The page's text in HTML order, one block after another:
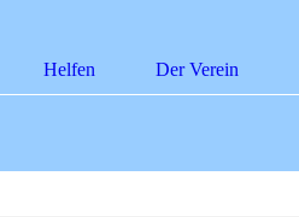
Helfen Der Verein